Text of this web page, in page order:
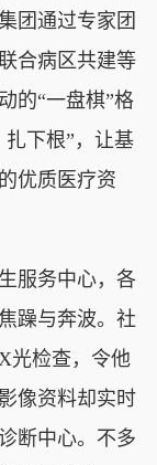
团通过专家团
合病区共建等
的“一盘棋”格
下根”，让基
优质医疗资
服务中心，各
躁与奔波。社
光检查，令他
像资料却实时
断中心。不多